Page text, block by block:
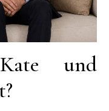
und